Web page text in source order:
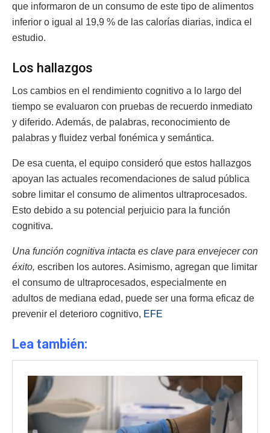
que informaron de un consumo de este tipo de alimentos
inferior o igual al 19,9 % de las calorías diarias, indica el
estudio.
Los hallazgos
Los cambios en el rendimiento cognitivo a lo largo del
tiempo se evaluaron con pruebas de recuerdo inmediato
y diferido. Además, de palabras, reconocimiento de
palabras y fluidez verbal fonémica y semántica.
De esa cuenta, el equipo consideró que estos hallazgos
apoyan las actuales recomendaciones de salud pública
sobre limitar el consumo de alimentos ultraprocesados.
Esto debido a su potencial perjuicio para la función
cognitiva.
Una función cognitiva intacta es clave para envejecer con
éxito, escriben los autores. Asimismo, agregan que limitar
el consumo de ultraprocesados, especialmente en
adultos de mediana edad, puede ser una forma eficaz de
prevenir el deterioro cognitivo, EFE
Lea también: